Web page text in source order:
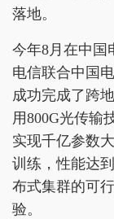
落地。
今年8月在中国
电信联合中国
成功完成了跨
用800G光传输
实现千亿参数
训练，性能达
布式集群的可
验。